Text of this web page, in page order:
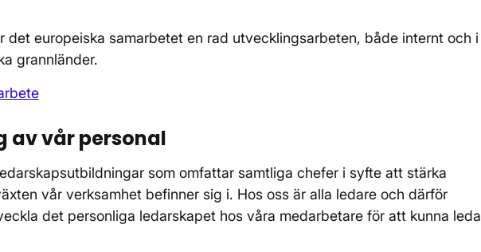
det europeiska samarbetet en rad utvecklingsarbeten, både internt och i
grannländer.
av vår personal
som omfattar samtliga chefer i syfte att stärka
vår verksamhet befinner sig i. Hos oss är alla ledare och därför
det personliga ledarskapet hos våra medarbetare för att kunna leda